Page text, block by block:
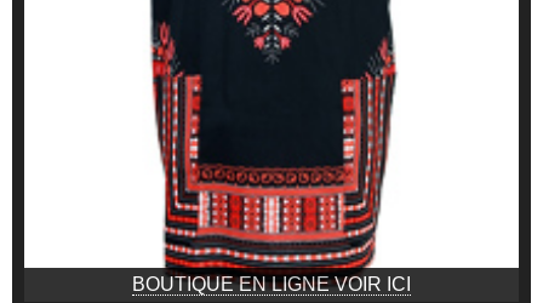
BOUTIQUE EN LIGNE VOIR ICI